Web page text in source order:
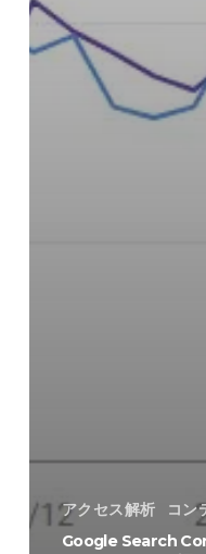
アクセス解析 コン
Google Search